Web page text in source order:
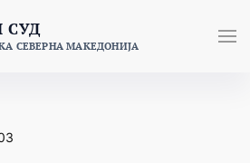
СУД
СЕВЕРНА МАКЕДОНИЈА